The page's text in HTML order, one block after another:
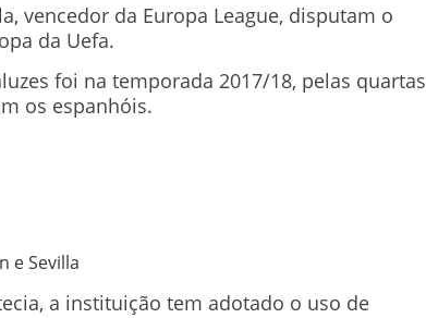
vencedor da Europa League, disputam o
da Uefa.
foi na temporada 2017/18, pelas quartas
os espanhóis.
e Sevilla
a instituição tem adotado o uso de